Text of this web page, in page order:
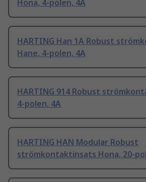
Hona, 4-polen, 4A
HARTING Han 1A Robust
Hane, 4-polen, 4A
HARTING 914 Robust
4-polen, 4A
HARTING HAN Modular Robust
strömkontaktinsats Hona, 20-